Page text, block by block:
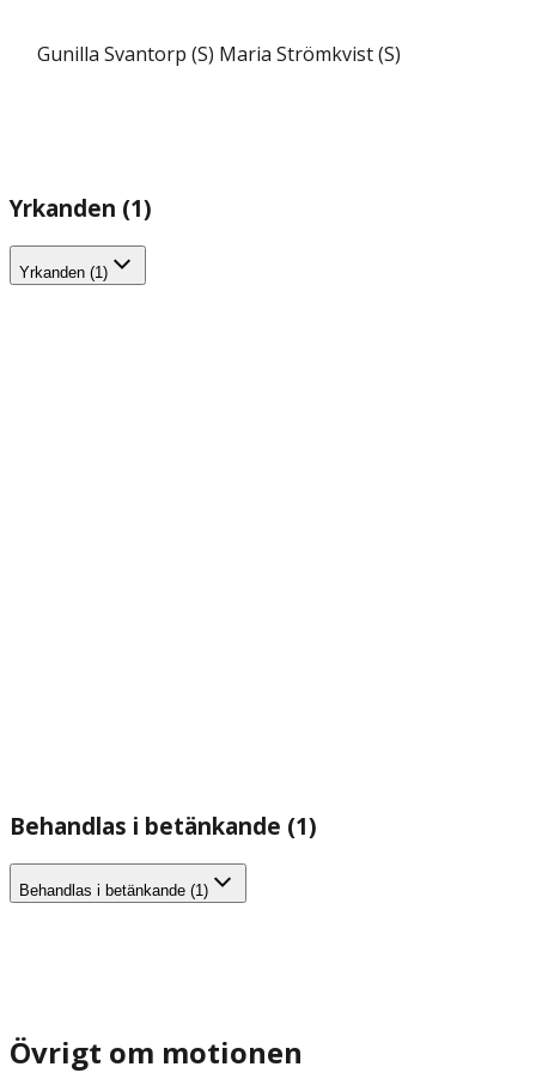
Gunilla Svantorp (S) Maria Strömkvist (S)
Yrkanden (1)
Yrkanden (1)
Behandlas i betänkande (1)
Behandlas i betänkande (1)
Övrigt om motionen